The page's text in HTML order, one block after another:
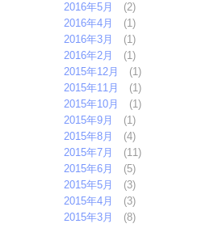
2016年5月
(2)
2016年4月
(1)
2016年3月
(1)
2016年2月
(1)
2015年12月
(1)
2015年11月
(1)
2015年10月
(1)
2015年9月
(1)
2015年8月
(4)
2015年7月
(11)
2015年6月
(5)
2015年5月
(3)
2015年4月
(3)
2015年3月
(8)